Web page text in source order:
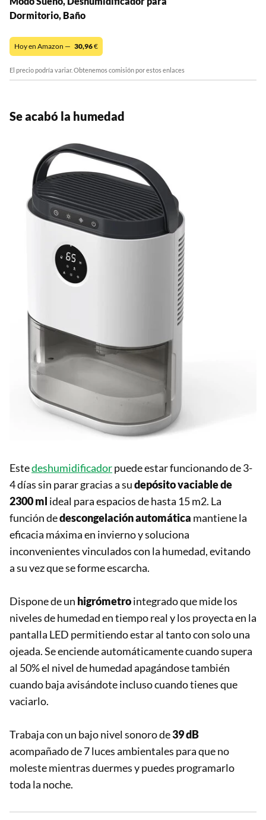
Dormitorio, Baño
Hoy en Amazon — 30,96€
El precio podría variar. Obtenemos comisión por estos enlaces
Se acabó la humedad
Estedeshumidificadorpuede estar funcionando de 3-
4 días sin parar gracias a sudepósito vaciable de
2300 ml ideal para espacios de hasta 15 m2. La
función dedescongelaciónautomática mantiene la
eficacia máxima en invierno y soluciona
inconvenientes vinculados con la humedad, evitando
a su vez que se forme escarcha.
Dispone de un higrómetrointegrado que mide los
niveles de humedad en tiempo real y los proyecta en la
pantalla LED permitiendo estar al tanto con solo una
ojeada. Se enciende automáticamente cuando supera
al 50% el nivel de humedad apagándose también
cuando baja avisándote incluso cuando tienes que
vaciarlo.
Trabaja con un bajo nivel sonoro de39 dB
acompañado de 7 luces ambientales para que no
moleste mientras duermes y puedes programarlo
toda la noche.